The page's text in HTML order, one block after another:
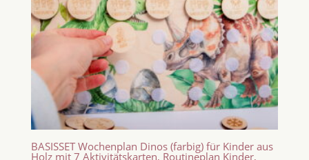
BASISSET Wochenplan Dinos (farbig) für Kinder aus
Holz mit 7 Aktivitätskarten, Routineplan Kinder,